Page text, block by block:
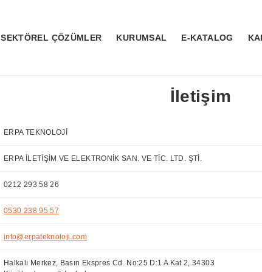
SEKTÖREL ÇÖZÜMLER KURUMSAL E-KATALOG
İletişim
ERPA TEKNOLOJİ
ERPA İLETİŞİM VE ELEKTRONİK SAN. VE TİC. LTD. ŞTİ.
0212 293 58 26
0530 238 95 57
info@erpateknoloji.com
Halkalı Merkez, Basın Ekspres Cd. No:25 D:1 A Kat 2, 34303